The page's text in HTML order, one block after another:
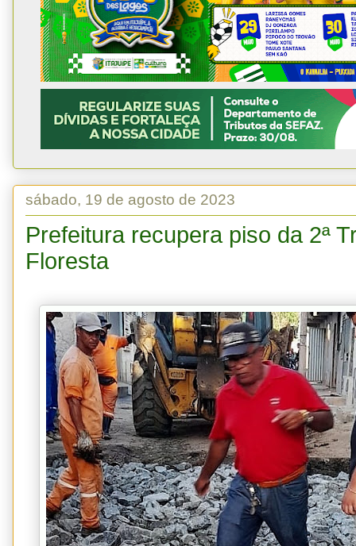
sábado, 19 de agosto de 2023
Prefeitura recupera piso da 2ª
Floresta